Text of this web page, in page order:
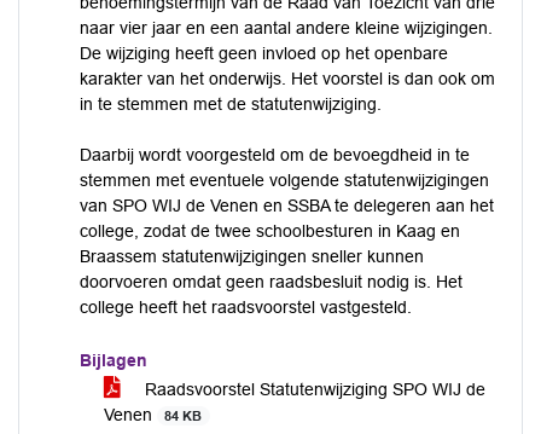
naar vier jaar en een aantal andere kleine wijzigingen.
De wijziging heeft geen invloed op het openbare
karakter van het onderwijs. Het voorstel is dan ook om
in te stemmen met de statutenwijziging.
Daarbij wordt voorgesteld om de bevoegdheid in te
stemmen met eventuele volgende statutenwijzigingen
van SPO WIJ de Venen en SSBA te delegeren aan het
college, zodat de twee schoolbesturen in Kaag en
Braassem statutenwijzigingen sneller kunnen
doorvoeren omdat geen raadsbesluit nodig is. Het
college heeft het raadsvoorstel vastgesteld.
Bijlagen
Raadsvoorstel Statutenwijziging SPO WIJ de
Venen
84 KB